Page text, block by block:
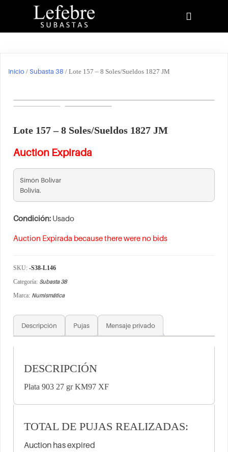
Inicio / Subasta 38 / Lote 157 – 8 Soles/Sueldos 1827 JM
Lote 157 – 8 Soles/Sueldos 1827 JM
Auction Expirada
Simón Bolivar
Bolivia.
Condición: Usado
Auction Expirada because there were no bids
SKU: -S38-L146
Categoría: Subasta 38
Marca: Numismática
Descripción Pujas Mensaje privado
DESCRIPCIÓN
Plata 903 27 gr KM97 XF
TOTAL DE PUJAS REALIZADAS:
Auction has expired